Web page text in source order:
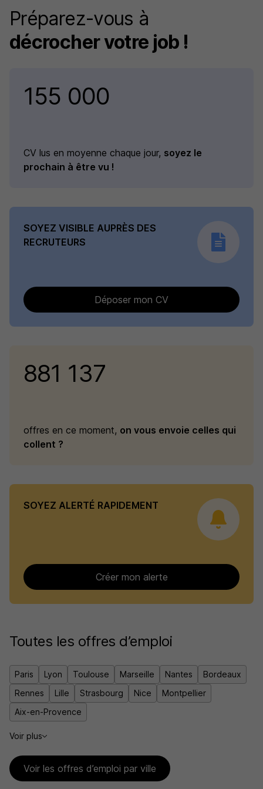
Préparez-vous à
décrocher votre job !
155 000
CV lus en moyenne chaque jour, soyez le
prochain à être vu !
SOYEZ VISIBLE AUPRÈS DES
RECRUTEURS
Déposer mon CV
881 137
offres en ce moment, on vous envoie celles qui
collent ?
SOYEZ ALERTÉ RAPIDEMENT
Créer mon alerte
Toutes les offres d’emploi
Paris Lyon Toulouse Marseille Nantes
Bordeaux
Rennes
Lille Strasbourg Nice
Montpellier
Aix-en-Provence
Voir plus
Voir les offres d’emploi par ville